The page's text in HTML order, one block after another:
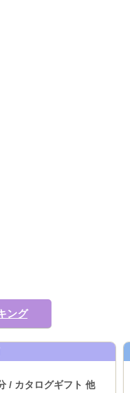
ング
/ カタログギフト 他